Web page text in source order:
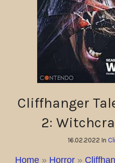
Cliffhanger
2:
16.02.2022 In
Home » Horror »